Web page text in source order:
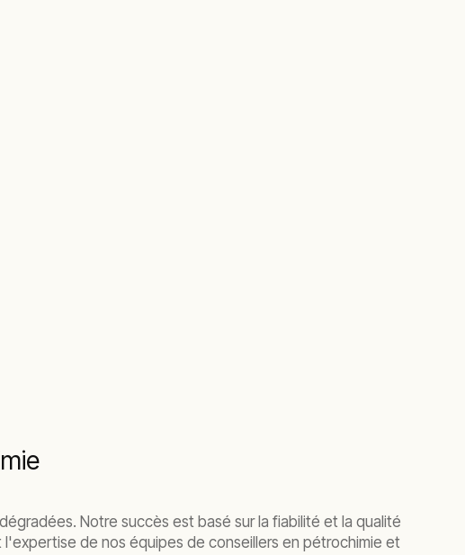
Notre succès est basé sur la fiabilité et la qualité
l'expertise de nos équipes de conseillers en pétrochimie et